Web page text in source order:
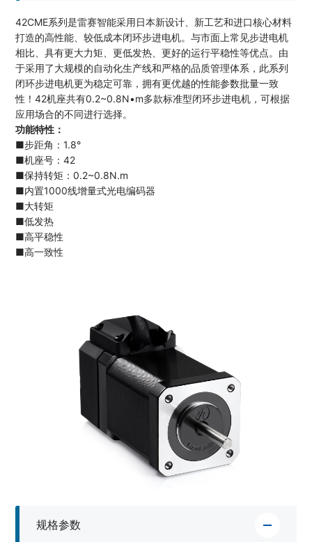
42CME系列是雷赛智能采用日本新设计、新工艺和进口核心材料
打造的高性能、较低成本闭环步进电机。与市面上常见步进电机
相比、具有更大力矩、更低发热、更好的运行平稳性等优点。由
于采用了大规模的自动化生产线和严格的品质管理体系，此系列
闭环步进电机更为稳定可靠，拥有更优越的性能参数批量一致
性！42机座共有0.2~0.8N•m多款标准型闭环步进电机，可根据
应用场合的不同进行选择。
功能特性：
■步距角：1.8°
■机座号：42
■保持转矩：0.2~0.8N.m
■内置1000线增量式光电编码器
■大转矩
■低发热
■高平稳性
■高一致性
规格参数